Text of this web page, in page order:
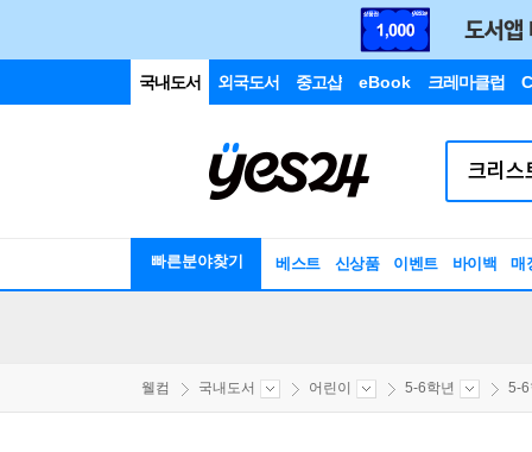
국내도서 외국도서 중고샵 eBook 크레마클럽
빠른분야찾기 베스트 신상품 이벤트 바이백 매
웰컴 국내도서 어린이 5-6학년 5-6